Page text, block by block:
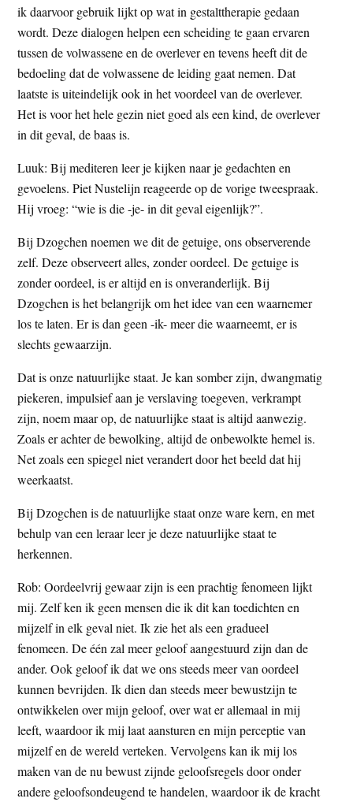
ik daarvoor gebruik lijkt op wat in gestalttherapie gedaan
wordt. Deze dialogen helpen een scheiding te gaan ervaren
tussen de volwassene en de overlever en tevens heeft dit de
bedoeling dat de volwassene de leiding gaat nemen. Dat
laatste is uiteindelijk ook in het voordeel van de overlever.
Het is voor het hele gezin niet goed als een kind, de overlever
in dit geval, de baas is.
Luuk: Bij mediteren leer je kijken naar je gedachten en
gevoelens. Piet Nustelijn reageerde op de vorige tweespraak.
Hij vroeg: “wie is die -je- in dit geval eigenlijk?”.
Bij Dzogchen noemen we dit de getuige, ons observerende
zelf. Deze observeert alles, zonder oordeel. De getuige is
zonder oordeel, is er altijd en is onveranderlijk. Bij
Dzogchen is het belangrijk om het idee van een waarnemer
los te laten. Er is dan geen -ik- meer die waarneemt, er is
slechts gewaarzijn.
Dat is onze natuurlijke staat. Je kan somber zijn, dwangmatig
piekeren, impulsief aan je verslaving toegeven, verkrampt
zijn, noem maar op, de natuurlijke staat is altijd aanwezig.
Zoals er achter de bewolking, altijd de onbewolkte hemel is.
Net zoals een spiegel niet verandert door het beeld dat hij
weerkaatst.
Bij Dzogchen is de natuurlijke staat onze ware kern, en met
behulp van een leraar leer je deze natuurlijke staat te
herkennen.
Rob: Oordeelvrij gewaar zijn is een prachtig fenomeen lijkt
mij. Zelf ken ik geen mensen die ik dit kan toedichten en
mijzelf in elk geval niet. Ik zie het als een gradueel
fenomeen. De één zal meer geloof aangestuurd zijn dan de
ander. Ook geloof ik dat we ons steeds meer van oordeel
kunnen bevrijden. Ik dien dan steeds meer bewustzijn te
ontwikkelen over mijn geloof, over wat er allemaal in mij
leeft, waardoor ik mij laat aansturen en mijn perceptie van
mijzelf en de wereld verteken. Vervolgens kan ik mij los
maken van de nu bewust zijnde geloofsregels door onder
andere geloofsondeugend te handelen, waardoor ik de kracht